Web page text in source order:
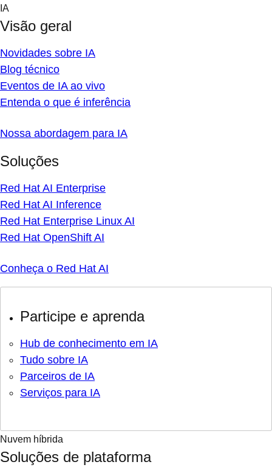
Skip
content
IA
Visão geral
Novidades sobre IA
Blog técnico
Eventos de IA ao vivo
Entenda o que é inferência
Nossa abordagem para IA
Soluções
Red Hat AI Enterprise
Red Hat AI Inference
Red Hat Enterprise Linux AI
Red Hat OpenShift AI
Conheça o Red Hat AI
Participe e aprenda
Hub de conhecimento em IA
Tudo sobre IA
Parceiros de IA
Serviços para IA
Nuvem híbrida
Soluções de plataforma